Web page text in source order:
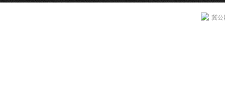
冀公